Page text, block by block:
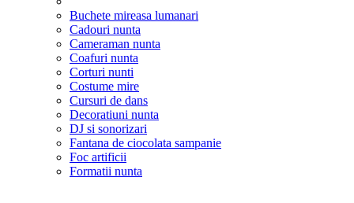
Buchete mireasa lumanari
Cadouri nunta
Cameraman nunta
Coafuri nunta
Corturi nunti
Costume mire
Cursuri de dans
Decoratiuni nunta
DJ si sonorizari
Fantana de ciocolata sampanie
Foc artificii
Formatii nunta